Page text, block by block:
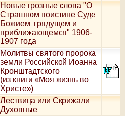
Новые грозные слова "О
Страшном поистине Суде
Божием, грядущем и
приближающемся" 1906-
1907 года
Молитвы святого пророка
земли Российской Иоанна
Кронштадтского
(из книги «Моя жизнь во
Христе»)
Лествица или Скрижали
Духовные